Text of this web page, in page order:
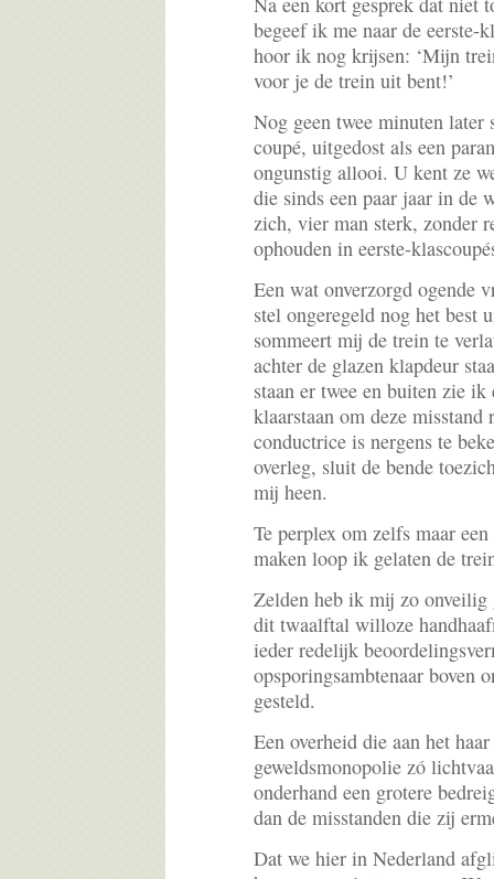
begeef ik me naar de eerste-
hoor ik nog krijsen: ‘Mijn
voor je de trein uit bent!’
Nog geen twee minuten later
coupé, uitgedost als een
ongunstig allooi. U kent ze
die sinds een paar jaar in de
zich, vier man sterk, zonder
ophouden in eerste-
Een wat onverzorgd ogende
stel ongeregeld nog het best
sommeert mij de trein te
achter de glazen klapdeur
staan er twee en buiten zie
klaarstaan om deze misstand
conductrice is nergens te
overleg, sluit de bende
mij heen.
Te perplex om zelfs maar
maken loop ik gelaten de
Zelden heb ik mij zo
dit twaalftal willoze
ieder redelijk
opsporingsambtenaar boven
gesteld.
Een overheid die aan het
geweldsmonopolie zó
onderhand een grotere
dan de misstanden die zij
Dat we hier in Nederland